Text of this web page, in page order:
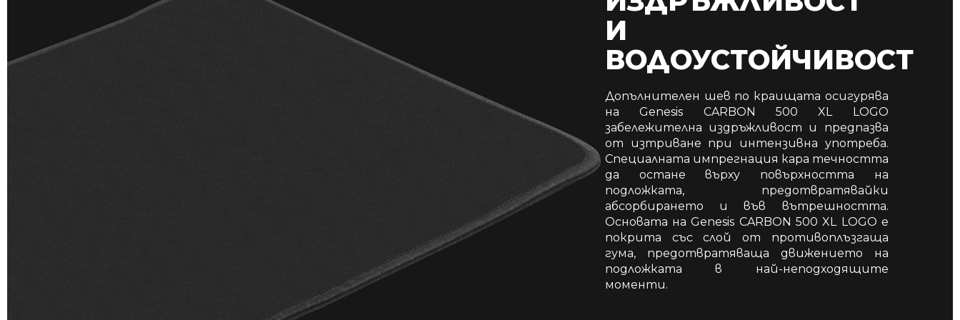
И
ВОДОУСТОЙЧИВОСТ
Допълнителен шев по краищата осигурява
на Genesis CARBON 500 XL LOGO
забележителна издръжливост и предпазва
от изтриване при интензивна употреба.
Специалната импрегнация кара течността
да остане върху повърхността на
подложката, предотвратявайки
абсорбирането и във вътрешността.
Основата на Genesis CARBON 500 XL LOGO е
покрита със слой от противоплъзгаща
гума, предотвратяваща движението на
подложката в най-неподходящите
моменти.